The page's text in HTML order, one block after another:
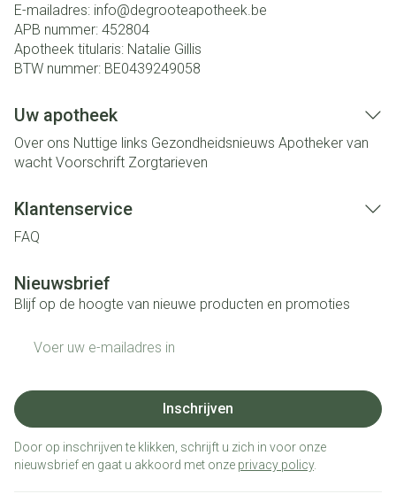
E-mailadres: info@degrooteapotheek.be
APB nummer: 452804
Apotheek titularis: Natalie Gillis
BTW nummer: BE0439249058
Uw apotheek
Over ons Nuttige links Gezondheidsnieuws Apotheker van
wacht Voorschrift Zorgtarieven
Klantenservice
FAQ
Nieuwsbrief
Blijf op de hoogte van nieuwe producten en promoties
Inschrijven
Door op inschrijven te klikken, schrijft u zich in voor onze
nieuwsbrief en gaat u akkoord met onze privacy policy.